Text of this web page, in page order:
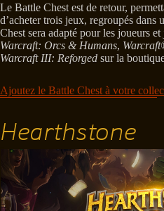
Le Battle Chest est de retour,
d’acheter trois jeux, regroupés
Chest sera adapté pour les joueurs
Warcraft: Orcs & Humans,
Warcraft III: Reforged sur la
Ajoutez le Battle Chest à votre
Hearthstone